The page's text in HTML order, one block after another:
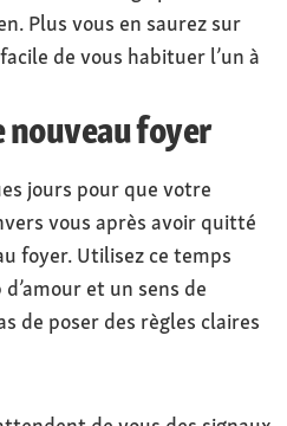
Plus vous en saurez sur
de vous habituer l’un à
nouveau foyer
jours pour que votre
vous après avoir quitté
foyer. Utilisez ce temps
et un sens de
de poser des règles claires